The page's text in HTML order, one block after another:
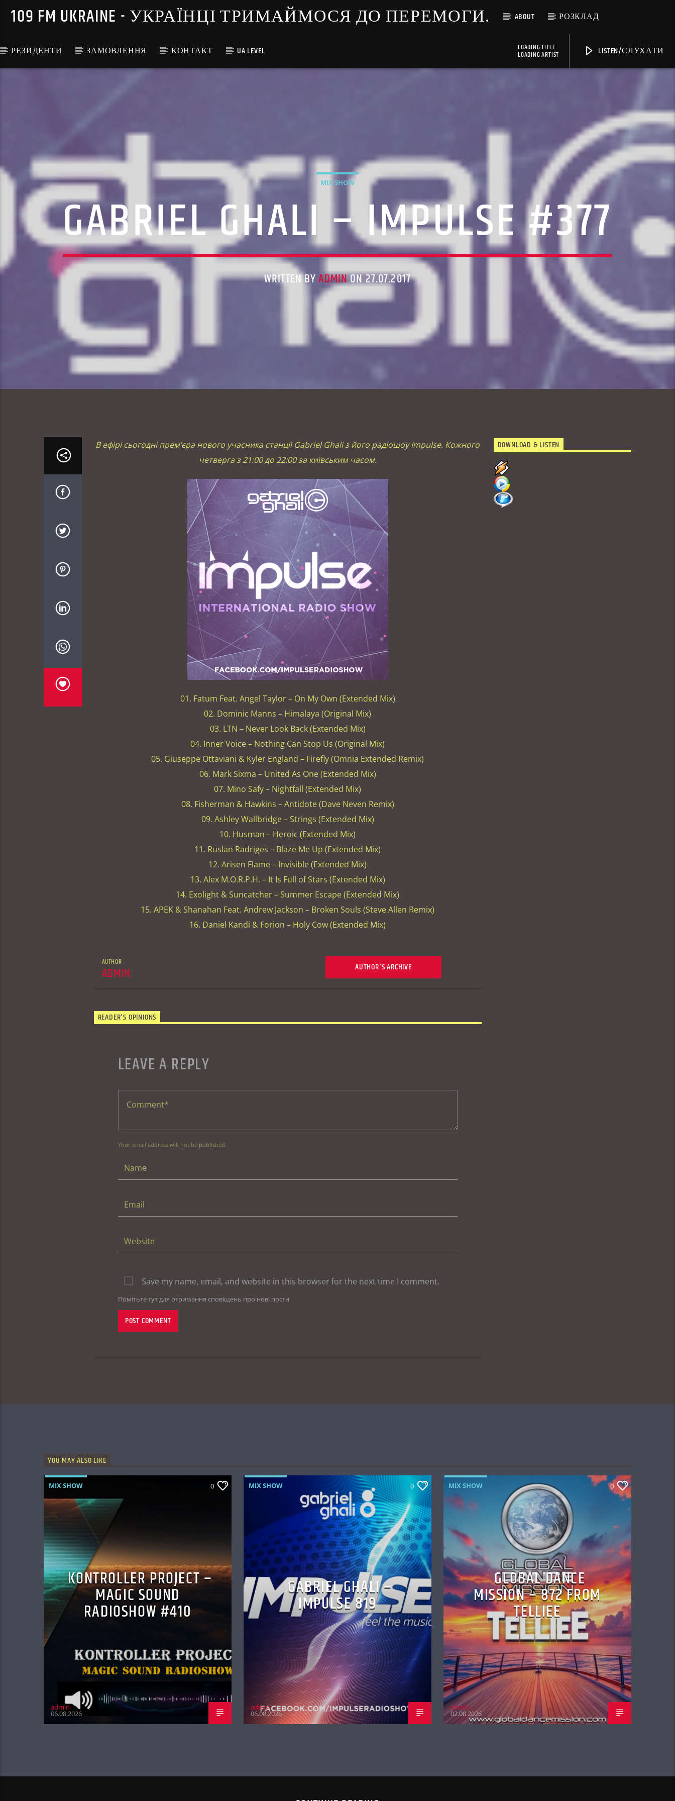
109 FM UKRAINE - УКРАЇНЦІ ТРИМАЙМОСЯ ДО ПЕРЕМОГИ. ABOUT РОЗКЛАД
РЕЗИДЕНТИ ЗАМОВЛЕННЯ КОНТАКТ UA LEVEL LISTEN/СЛУХАТИ
LOADING TITLE
LOADING ARTIST
MIX SHOW
GABRIEL GHALI – IMPULSE #377
WRITTEN BYADMINON 27.07.2017
В ефірі сьогодні прем’єра нового учасника станції Gabriel Ghali з його радіошоу Impulse. Кожного
четверга з 21:00 до 22:00 за київським часом.
01. Fatum Feat. Angel Taylor – On My Own (Extended Mix)
02. Dominic Manns – Himalaya (Original Mix)
03. LTN – Never Look Back (Extended Mix)
04. Inner Voice – Nothing Can Stop Us (Original Mix)
05. Giuseppe Ottaviani & Kyler England – Firefly (Omnia Extended Remix)
06. Mark Sixma – United As One (Extended Mix)
07. Mino Safy – Nightfall (Extended Mix)
08. Fisherman & Hawkins – Antidote (Dave Neven Remix)
09. Ashley Wallbridge – Strings (Extended Mix)
10. Husman – Heroic (Extended Mix)
11. Ruslan Radriges – Blaze Me Up (Extended Mix)
12. Arisen Flame – Invisible (Extended Mix)
13. Alex M.O.R.P.H. – It Is Full of Stars (Extended Mix)
14. Exolight & Suncatcher – Summer Escape (Extended Mix)
15. APEK & Shanahan Feat. Andrew Jackson – Broken Souls (Steve Allen Remix)
16. Daniel Kandi & Forion – Holy Cow (Extended Mix)
AUTHOR
ADMIN AUTHOR'S ARCHIVE
READER'S OPINIONS
LEAVE A REPLY
Your email address will not be published.
Save my name, email, and website in this browser for the next time I comment.
Помітьте тут для отримання сповіщень про нові пости
DOWNLOAD & LISTEN
YOU MAY ALSO LIKE
MIX SHOW 0
KONTROLLER PROJECT –
MAGIC SOUND
RADIOSHOW #410
admin
06.08.2026
MIX SHOW 0
GABRIEL GHALI –
IMPULSE 819
admin
06.08.2026
MIX SHOW 0
GLOBAL DANCE
MISSION – 872 FROM
TELLIEE
admin
02.08.2026